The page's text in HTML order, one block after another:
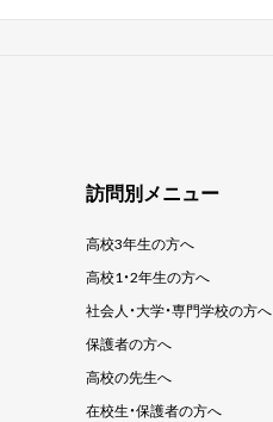
訪問別メニュー
高校3年生の方へ
高校1・2年生の方へ
社会人・大学・専門学校の方へ
保護者の方へ
高校の先生へ
在校生・保護者の方へ